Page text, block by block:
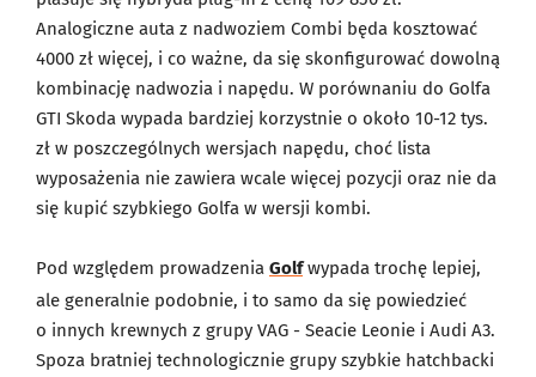
Analogiczne auta z nadwoziem Combi będa kosztować
4000 zł więcej, i co ważne, da się skonfigurować dowolną
kombinację nadwozia i napędu. W porównaniu do Golfa
GTI Skoda wypada bardziej korzystnie o około 10-12 tys.
zł w poszczególnych wersjach napędu, choć lista
wyposażenia nie zawiera wcale więcej pozycji oraz nie da
się kupić szybkiego Golfa w wersji kombi.
Pod względem prowadzenia Golfwypada trochę lepiej,
ale generalnie podobnie, i to samo da się powiedzieć
o innych krewnych z grupy VAG - Seacie Leonie i Audi A3.
Spoza bratniej technologicznie grupy szybkie hatchbacki